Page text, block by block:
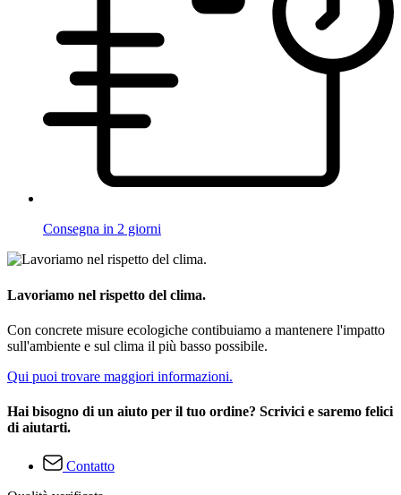
Consegna in 2 giorni
Lavoriamo nel rispetto del clima.
Con concrete misure ecologiche contibuiamo a mantenere l'impatto
sull'ambiente e sul clima il più basso possibile.
Qui puoi trovare maggiori informazioni.
Hai bisogno di un aiuto per il tuo ordine? Scrivici e saremo felici
di aiutarti.
Contatto